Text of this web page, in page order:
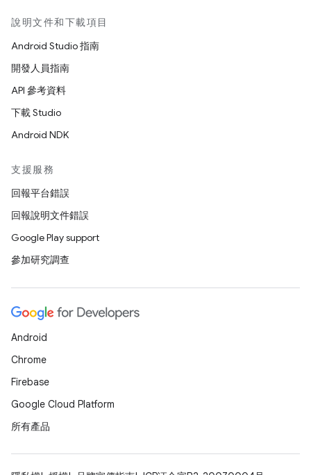
說明文件和下載項目
Android Studio 指南
開發人員指南
API 參考資料
下載 Studio
Android NDK
支援服務
回報平台錯誤
回報說明文件錯誤
Google Play support
參加研究調查
Android
Chrome
Firebase
Google Cloud Platform
所有產品